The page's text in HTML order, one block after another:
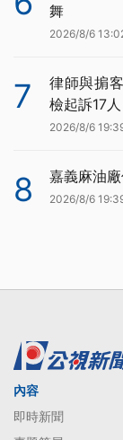
舞
2026/8/6
7
律師與掮
檢起訴17人
2026/8/6
8 嘉義麻油
2026/8/6
內容
即時新聞